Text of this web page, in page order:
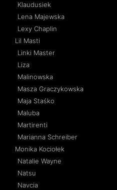
Klaudusiek
Lena Majewska
Lexy Chaplin
Lil Masti
Linki Master
Liza
Malinowska
Masza Graczykowska
Maja Staśko
Maluba
Martirenti
Marianna Schreiber
Monika Kociołek
Natalie Wayne
Natsu
Navcia